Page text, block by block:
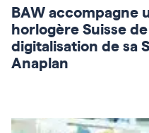
BAW accompagne
horlogère Suisse
digitalisation de sa
Anaplan